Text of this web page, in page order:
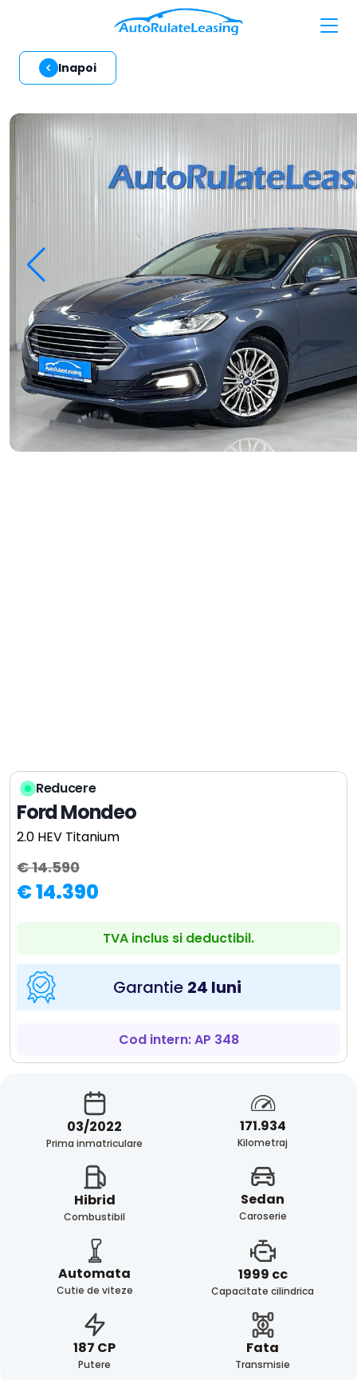
Inapoi
Reducere
Ford Mondeo
2.0 HEV Titanium
€ 14.590
€ 14.390
TVA inclus si deductibil.
Garantie 24 luni
Cod intern: AP 348
03/2022
Prima inmatriculare
171.934
Kilometraj
Hibrid
Combustibil
Sedan
Caroserie
Automata
Cutie de viteze
1999 cc
Capacitate cilindrica
187 CP
Putere
Fata
Transmisie